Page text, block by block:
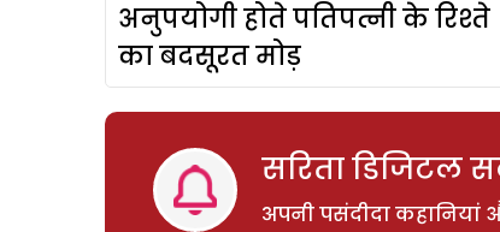
अनुपयोगी होते पतिपत्नी के रिश्ते
का बदसूरत मोड़
सरिता डिजिटल
अपनी पसंदीदा कहानियां